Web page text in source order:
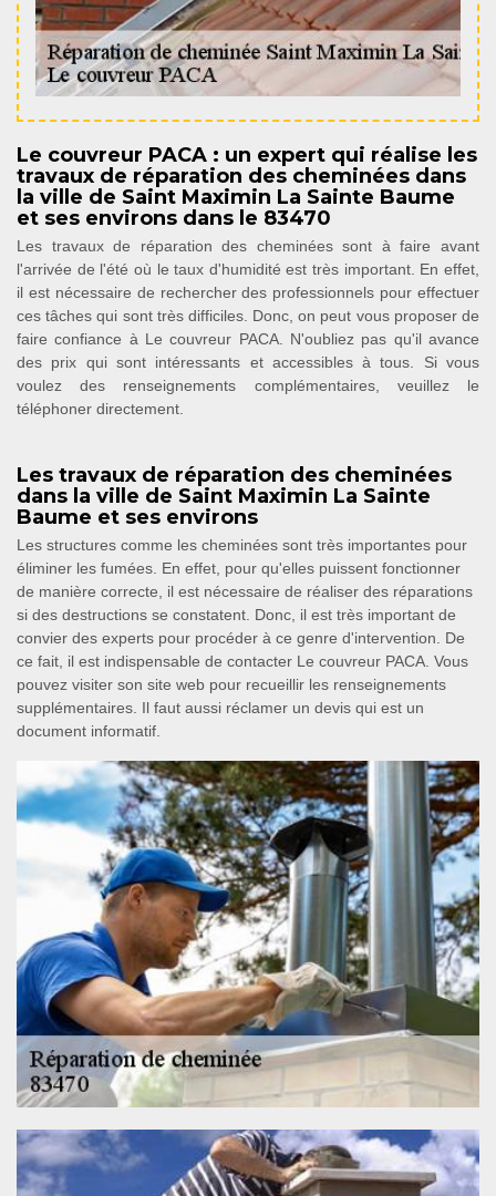
Le couvreur PACA : un expert qui réalise les
travaux de réparation des cheminées dans
la ville de Saint Maximin La Sainte Baume
et ses environs dans le 83470
Les travaux de réparation des cheminées sont à faire avant
l'arrivée de l'été où le taux d'humidité est très important. En effet,
il est nécessaire de rechercher des professionnels pour effectuer
ces tâches qui sont très difficiles. Donc, on peut vous proposer de
faire confiance à Le couvreur PACA. N'oubliez pas qu'il avance
des prix qui sont intéressants et accessibles à tous. Si vous
voulez des renseignements complémentaires, veuillez le
téléphoner directement.
Les travaux de réparation des cheminées
dans la ville de Saint Maximin La Sainte
Baume et ses environs
Les structures comme les cheminées sont très importantes pour
éliminer les fumées. En effet, pour qu'elles puissent fonctionner
de manière correcte, il est nécessaire de réaliser des réparations
si des destructions se constatent. Donc, il est très important de
convier des experts pour procéder à ce genre d'intervention. De
ce fait, il est indispensable de contacter Le couvreur PACA. Vous
pouvez visiter son site web pour recueillir les renseignements
supplémentaires. Il faut aussi réclamer un devis qui est un
document informatif.